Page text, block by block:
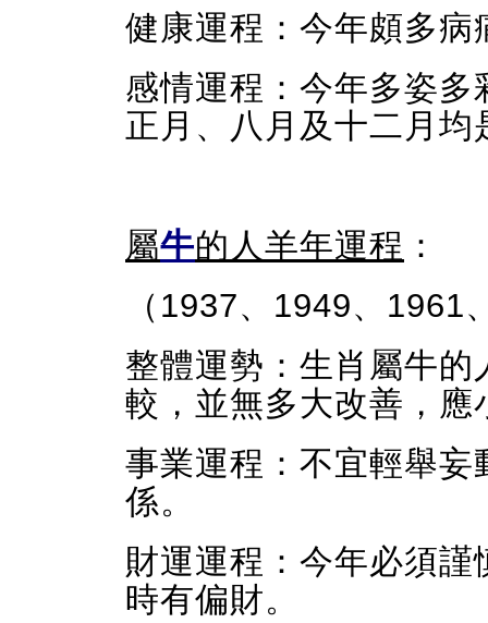
健康運程：今年頗多
感情運程：今年多姿
正月、八月及十二月
屬牛的人羊年運程 ：
（1937、 1949、 1961
整體運勢：生肖屬牛
較，並無多大改善，
事業運程：不宜輕舉
係。
財運運程：今年必須
時有偏財。